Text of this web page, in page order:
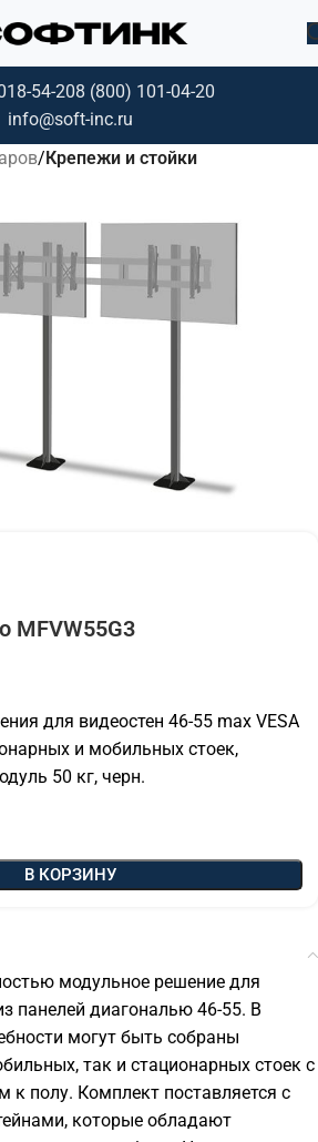
54-208 (800) 101-04-20
info@soft-inc.ru
Крепежи и стойки
MFVW55G3
для видеостен 46-55 max VESA
и мобильных стоек,
50 кг, черн.
В КОРЗИНУ
модульное решение для
панелей диагональю 46-55. В
могут быть собраны
так и стационарных стоек с
к полу. Комплект поставляется с
которые обладают